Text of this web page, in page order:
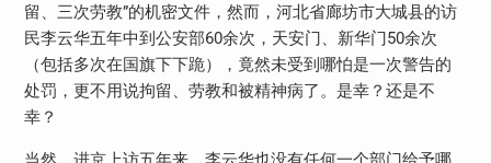
留、三次劳教”的机密文件，然而，河北省廊坊市大城县的访
民李云华五年中到公安部60余次，天安门、新华门50余次
（包括多次在国旗下下跪），竟然未受到哪怕是一次警告的
处罚，更不用说拘留、劳教和被精神病了。是幸？还是不
幸？